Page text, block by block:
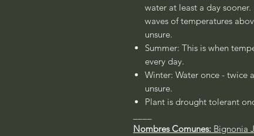
water at least a day
waves of temperatures
unsure.
Summer: This is when
every day.
Winter: Water once - twice
unsure.
Plant is drought tolerant
Nombres Comunes: Bignonia